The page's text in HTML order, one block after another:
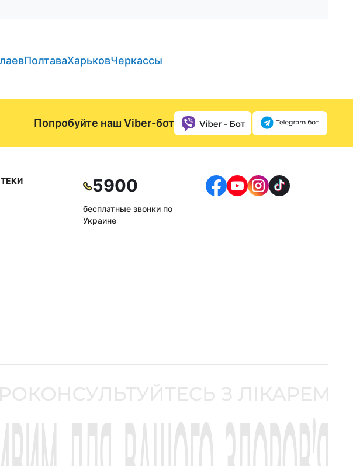
ПолтаваХарьковЧеркассы
Попробуйте наш Viber-бот
5900
бесплатные звонки по
Украине